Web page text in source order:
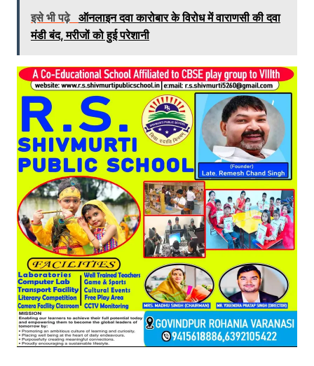
इसे भी पढ़े ऑनलाइन दवा कारोबार के विरोध में वाराणसी की दवा
मंडी बंद, मरीजों को हुई परेशानी